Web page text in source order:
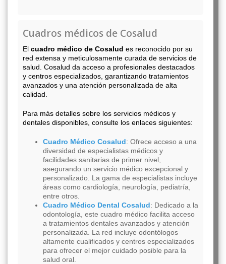
Cuadros médicos de Cosalud
El cuadro médico de Cosalud es reconocido por su
red extensa y meticulosamente curada de servicios de
salud. Cosalud da acceso a profesionales destacados
y centros especializados, garantizando tratamientos
avanzados y una atención personalizada de alta
calidad.
Para más detalles sobre los servicios médicos y
dentales disponibles, consulte los enlaces siguientes:
Cuadro Médico Cosalud: Ofrece acceso a una
diversidad de especialistas médicos y
facilidades sanitarias de primer nivel,
asegurando un servicio médico excepcional y
personalizado. La gama de especialistas incluye
áreas como cardiología, neurología, pediatría,
entre otros.
Cuadro Médico Dental Cosalud: Dedicado a la
odontología, este cuadro médico facilita acceso
a tratamientos dentales avanzados y atención
personalizada. La red incluye odontólogos
altamente cualificados y centros especializados
para ofrecer el mejor cuidado posible para la
salud oral.